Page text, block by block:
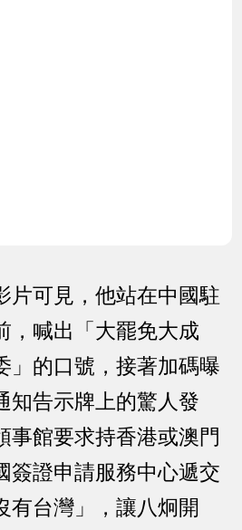
片可見，他站在中國駐
，喊出「大罷免大成
」的口號，接著加碼曝
知告示牌上的驚人發
事館要求持香港或澳門
簽證申請服務中心遞交
有台灣」，讓八炯開